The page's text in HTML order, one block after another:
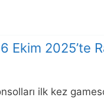
Ekim 2025’te
ilk kez